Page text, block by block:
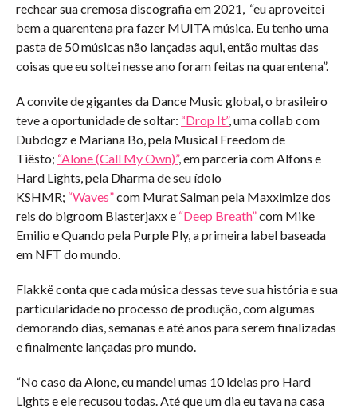
rechear sua cremosa discografia em 2021, “eu aproveitei
bem a quarentena pra fazer MUITA música. Eu tenho uma
pasta de 50 músicas não lançadas aqui, então muitas das
coisas que eu soltei nesse ano foram feitas na quarentena”.
A convite de gigantes da Dance Music global, o brasileiro
teve a oportunidade de soltar: “Drop It”, uma collab com
Dubdogz e Mariana Bo, pela Musical Freedom de
Tiësto; “Alone (Call My Own)”, em parceria com Alfons e
Hard Lights, pela Dharma de seu ídolo
KSHMR; “Waves”com Murat Salman pela Maxximize dos
reis do bigroom Blasterjaxx e “Deep Breath”com Mike
Emilio e Quando pela Purple Ply, a primeira label baseada
em NFT do mundo.
Flakkë conta que cada música dessas teve sua história e sua
particularidade no processo de produção, com algumas
demorando dias, semanas e até anos para serem finalizadas
e finalmente lançadas pro mundo.
“No caso da Alone, eu mandei umas 10 ideias pro Hard
Lights e ele recusou todas. Até que um dia eu tava na casa